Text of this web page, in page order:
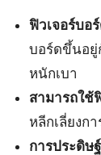
ฟิวเจอร์บอ
บอร์ดขึ้นอ
หนักเบา
สามารถใช้
หลีกเลี่ยงก
การประดิษ